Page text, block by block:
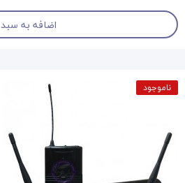
اضافه به سبد
ناموجود